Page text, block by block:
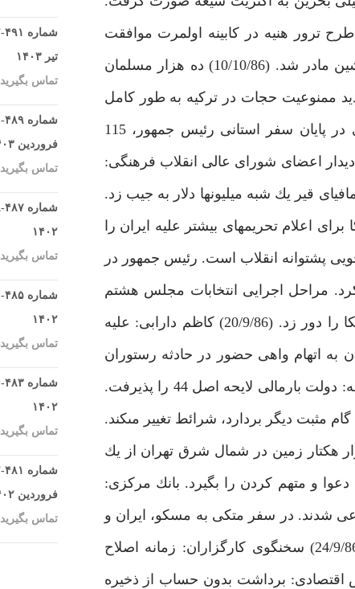
شورشيان، دولت عراق را نگران ساخت. (4/10/86) بوش با طرح ترور هنيه در كابينه اولمرت موافقت
كرد. پاكستان در آستانه يك جنگ داخلى قرار گرفت. (9/10/86) فرزند 19 ساله بوتو جانشين مادر شد. (10/10/86) ده هزار مسلمان
(11/10/86) با تدوين قانون اساسى جديد ممنوعيت حجات در تركيه به طور كامل
لغو مى‏شود. سيد حسن نصراللّه به جناح سينيوره اولتيماتوم داد. (15/10/86) اخبار داخلى در پايان سفر استانى رئيس جمهور، 115
ايلام صورت گرفت. (17/9/86) رهبر انقلاب در ديدار اعضاى شوراى عالى انقلاب فرهنگى:
قير يك شبه ميليون‏ها دلار به جيب زد.
تحريم‏هاى بيشتر عليه ايران را
پشتوانه انقلاب است. رئيس جمهور در
كرد. مراحل اجرايى انتخابات مجلس هشتم
آغاز شد. (19/9/86) رسانه‏هاى جهانى: امضاى قرارداد 2 ميليارد دلارى با ايران، چين آمريكا را دور زد. (20/9/86) كاظم دارابى: عليه
15 سال قبل از سوى دولت آلمان به اتهام واهى حضور در حادثه رستوران
ميكونوس دستگير و زندانى شده بود بامداد سه شنبه به ايران اسلامى بازگشت. كرد زنگنه: دولت بارمالى لايحه اصل 44 را پذيرفت.
مثبت ديگر بردارد، شرائط تغيير مى‏كند.
درصد از درآمد نفت به تأمين آب و گاز در روستاها اختصاص يافت. 450 هزار هكتار زمين در شمال شرق تهران از يك
و متهم كردن را بگيرد. بانك مركزى:
ساخت ناى مصنوعى شدند. در سفر متكى به مسكو، ايران و
روسيه چند سند همكارى امضاء كردند، زمان تكميل نيروگاه اتمى بوشهر نهايى شد. (24/9/86) سخنگوى كارگزاران: زمانه اصلاح
اقتصادى: برداشت بدون حساب از ذخيره
تیر ۱۴۰۳
تماس بگیرید
فروردین ۱۴۰۳
تماس بگیرید
۱۴۰۲
تماس بگیرید
۱۴۰۲
تماس بگیرید
۱۴۰۲
تماس بگیرید
فروردین ۱۴۰۲
تماس بگیرید